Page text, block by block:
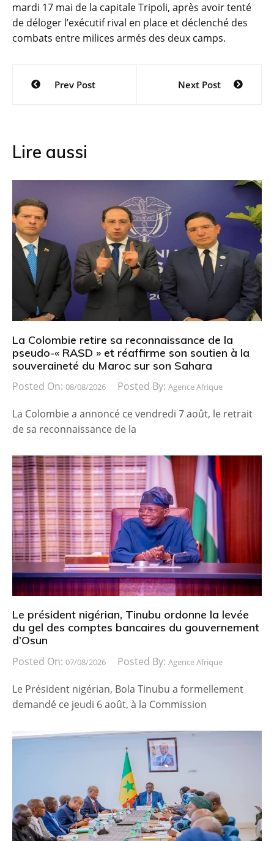
mardi 17 mai de la capitale Tripoli, après avoir tenté
de déloger l’exécutif rival en place et déclenché des
combats entre milices armés des deux camps.
Navigation
Prev Post Next Post
Lire aussi
La Colombie retire sa reconnaissance de la
pseudo-« RASD » et réaffirme son soutien à la
souveraineté du Maroc sur son Sahara
Posted On: 08/08/2026 Posted By: Agence Afrique
La Colombie a annoncé ce vendredi 7 août, le retrait
de sa reconnaissance de la
Le président nigérian, Tinubu ordonne la levée
du gel des comptes bancaires du gouvernement
d’Osun
Posted On: 07/08/2026 Posted By: Agence Afrique
Le Président nigérian, Bola Tinubu a formellement
demandé ce jeudi 6 août, à la Commission